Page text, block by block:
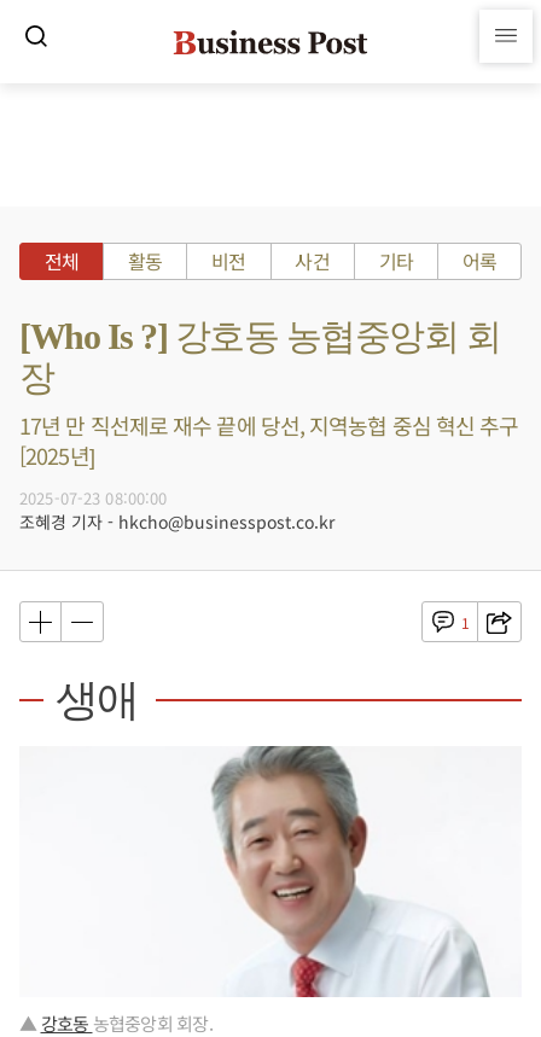
전체 활동 비전 사건 기타 어록
[Who Is ?] 강호동 농협중앙회 회
장
17년 만 직선제로 재수 끝에 당선, 지역농협 중심 혁신 추구
[2025년]
2025-07-23 08:00:00
조혜경 기자 - hkcho@businesspost.co.kr
1
생애
▲ 강호동 농협중앙회 회장.